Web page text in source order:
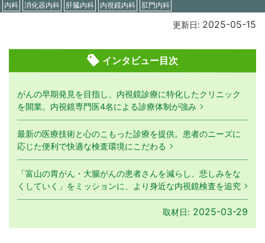
内科 消化器内科 肝臓内科 内視鏡内科 肛門内科
更新日: 2025-05-15
インタビュー目次
がんの早期発見を目指し、内視鏡診療に特化したクリニック
を開業。内視鏡専門医4名による診療体制が強み
最新の医療技術と心のこもった診療を提供。患者のニーズに
応じた便利で快適な検査環境にこだわる
「富山の胃がん・大腸がんの患者さんを減らし、悲しみをな
くしていく」をミッションに、より身近な内視鏡検査を追究
取材日: 2025-03-29